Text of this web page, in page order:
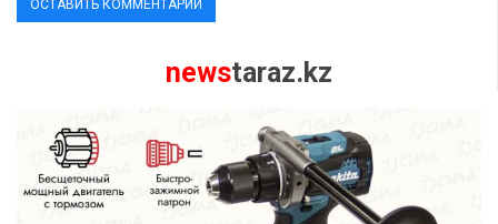
newstaraz.kz